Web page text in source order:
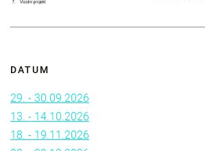
DATUM
29. - 30.09.2026
13. - 14.10.2026
18. - 19.11.2026